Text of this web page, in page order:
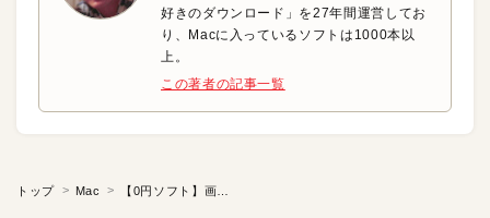
好きのダウンロード」を27年間運営してお
り、Macに入っているソフトは1000本以
上。
この著者の記事一覧
トップ Mac